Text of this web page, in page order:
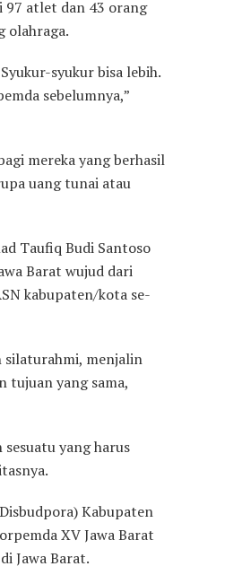
97 atlet dan 43 orang
olahraga.
syukur bisa lebih.
sebelumnya,”
mereka yang berhasil
uang tunai atau
Taufiq Budi Santoso
Barat wujud dari
kabupaten/kota se-
silaturahmi, menjalin
tujuan yang sama,
yang harus
Kabupaten
XV Jawa Barat
Jawa Barat.